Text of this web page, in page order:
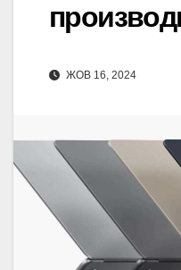
ЖОВ 16, 2024